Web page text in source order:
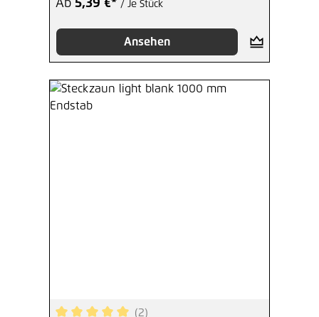
Ab 5,39 €* / Je Stück
Ansehen
(2)